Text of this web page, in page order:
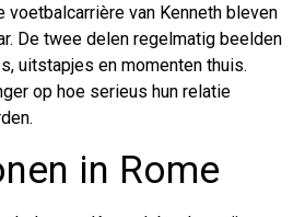
voetbalcarrière van Kenneth bleven
De twee delen regelmatig beelden
uitstapjes en momenten thuis.
op hoe serieus hun relatie
in Rome